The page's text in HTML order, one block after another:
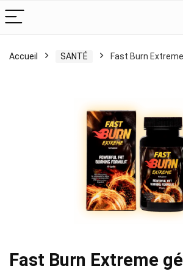
Accueil SANTÉ Fast Burn
Fast Burn Extreme